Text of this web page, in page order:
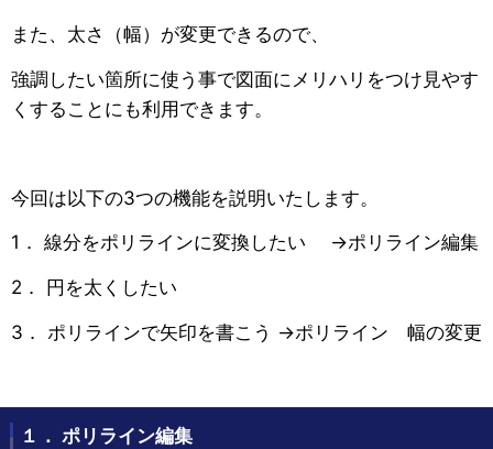
また、太さ（幅）が変更できるので、
強調したい箇所に使う事で図面にメリハリをつけ見やす
くすることにも利用できます。
今回は以下の3つの機能を説明いたします。
1． 線分をポリラインに変換したい →ポリライン編集
2． 円を太くしたい
3． ポリラインで矢印を書こう →ポリライン 幅の変更
１． ポリライン編集